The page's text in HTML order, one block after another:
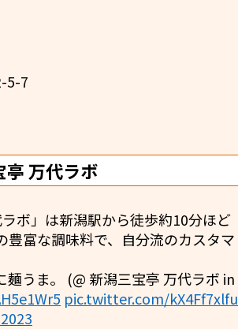
5-7
亭 万代ラボ
ラボ」は新潟駅から徒歩約10分ほど
富な調味料で、自分流のカスタマ
うま。 (@ 新潟三宝亭 万代ラボ in
pic.twitter.com/kX4Ff7xlfu